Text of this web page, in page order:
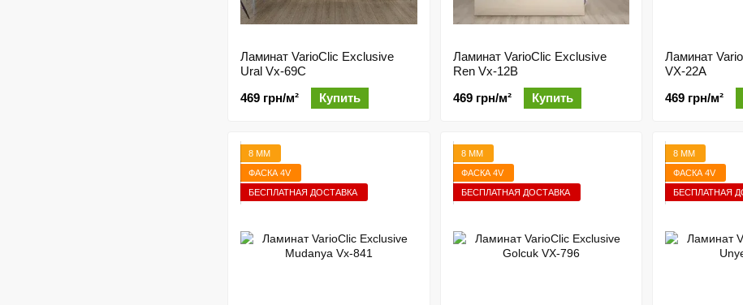
Ламинат VarioClic Exclusive
Ural Vx-69C
469 грн/м²
Купить
Ламинат VarioClic Exclusive
Ren Vx-12B
469 грн/м²
Купить
Ламинат
VX-22A
469 грн/м²
8 ММ
ФАСКА 4V
БЕСПЛАТНАЯ ДОСТАВКА
8 ММ
ФАСКА 4V
БЕСПЛАТНАЯ ДОСТАВКА
8 ММ
ФАСКА 4V
БЕСПЛАТНАЯ